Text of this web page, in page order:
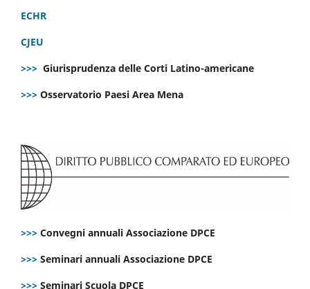
ECHR
CJEU
>>> Giurisprudenza delle Corti Latino-americane
>>> Osservatorio Paesi Area Mena
>>> Convegni annuali Associazione DPCE
>>> Seminari annuali Associazione DPCE
>>> Seminari Scuola DPCE